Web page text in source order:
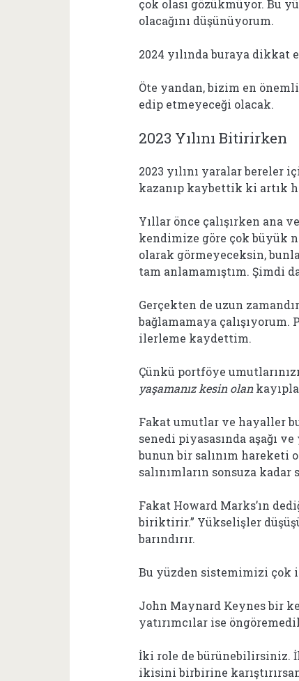
çok olası gözükmüyor. Bu
olacağını düşünüyorum.
2024 yılında buraya dikkat
Öte yandan, bizim en
edip etmeyeceği olacak.
2023 Yılını Bitirirken
2023 yılını yaralar bereler
kazanıp kaybettik ki artık
Yıllar önce çalışırken ana
kendimize göre çok büyük
olarak görmeyeceksin,
tam anlamamıştım. Şimdi
Gerçekten de uzun
bağlamamaya çalışıyorum.
ilerleme kaydettim.
Çünkü portföye
yaşamanız kesin olan
Fakat umutlar ve hayaller
senedi piyasasında aşağı
bunun bir salınım hareketi
salınımların sonsuza
Fakat Howard Marks’ın
biriktirir.” Yükselişler
barındırır.
Bu yüzden sistemimizi çok
John Maynard Keynes bir
yatırımcılar ise
İki role de bürünebilirsiniz.
ikisini birbirine